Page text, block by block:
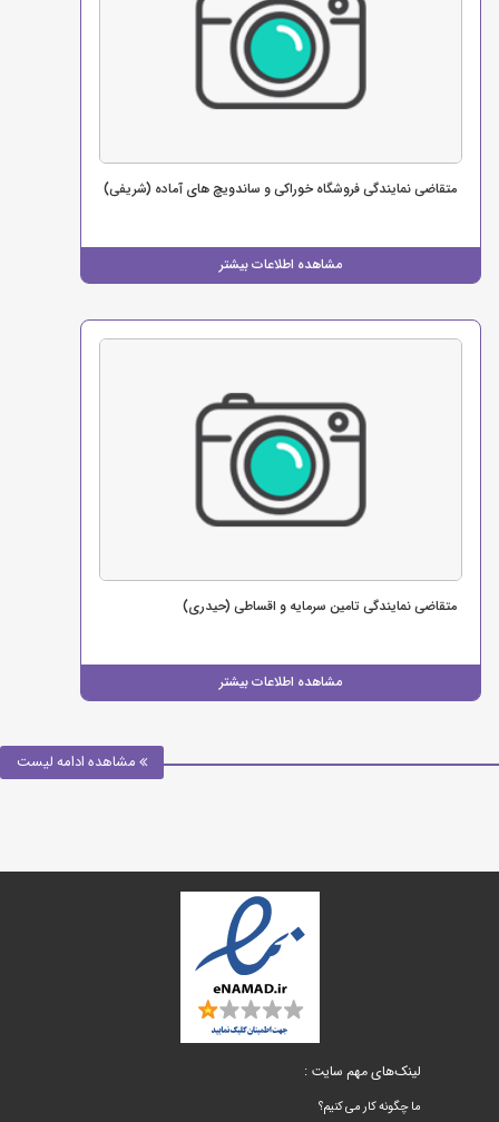
مشاهده اطلاعات بیشتر
متقاضی نمایندگی فروشگاه خوراکی و ساندویچ های آماده (شریفی)
مشاهده اطلاعات بیشتر
متقاضی نمایندگی تامین سرمایه و اقساطی (حیدری)
مشاهده ادامه لیست
لینک‌های مهم سایت :
ما چگونه کار می کنیم؟